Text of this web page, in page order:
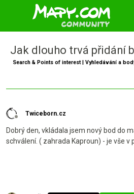
Jak dlouho trvá přidání
Search & Points of interest | Vyhledávání a
Twiceborn.cz
Dobrý den, vkládala jsem nový bod do
schválení. ( zahrada Kaproun) - je vše v